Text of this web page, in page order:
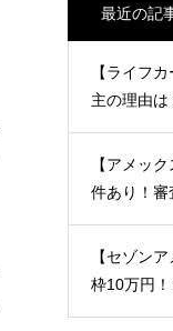
最近の記
【ライフ
主の理由は
【アメッ
件あり！審
【セゾン
枠10万円！